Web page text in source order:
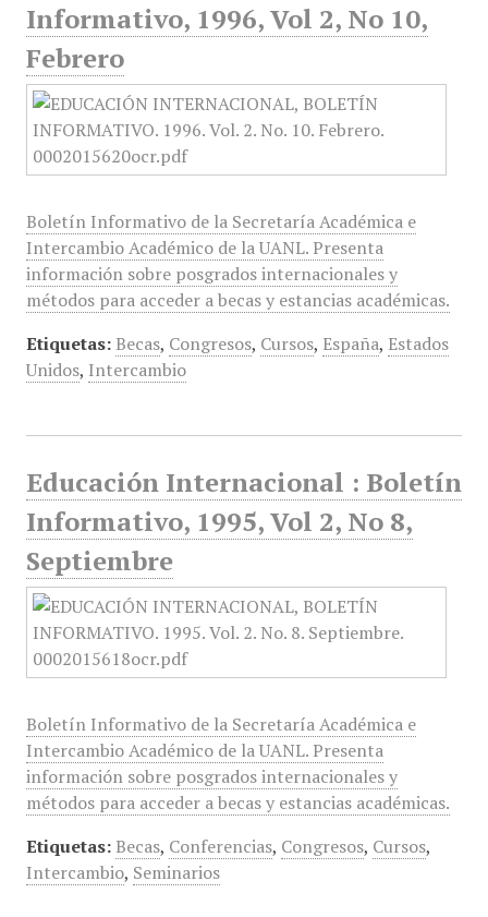
Informativo, 1996, Vol 2, No 10,
Febrero
Boletín Informativo de la Secretaría Académica e
Intercambio Académico de la UANL. Presenta
información sobre posgrados internacionales y
métodos para acceder a becas y estancias académicas.
Etiquetas: Becas, Congresos, Cursos, España, Estados
Unidos, Intercambio
Educación Internacional : Boletín
Informativo, 1995, Vol 2, No 8,
Septiembre
Boletín Informativo de la Secretaría Académica e
Intercambio Académico de la UANL. Presenta
información sobre posgrados internacionales y
métodos para acceder a becas y estancias académicas.
Etiquetas: Becas, Conferencias, Congresos, Cursos,
Intercambio, Seminarios